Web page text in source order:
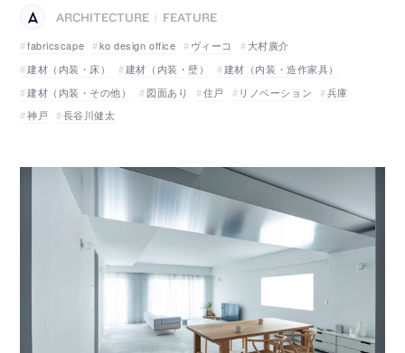
ARCHITECTURE
FEATURE
fabricscape
ko design office ヴィーコ
大村廣介
建材（内装・床）
建材（内装・壁）
建材（内装・造作家具）
建材（内装・その他）
図面あり 住戸 リノベーション
兵庫
神戸
長谷川健太